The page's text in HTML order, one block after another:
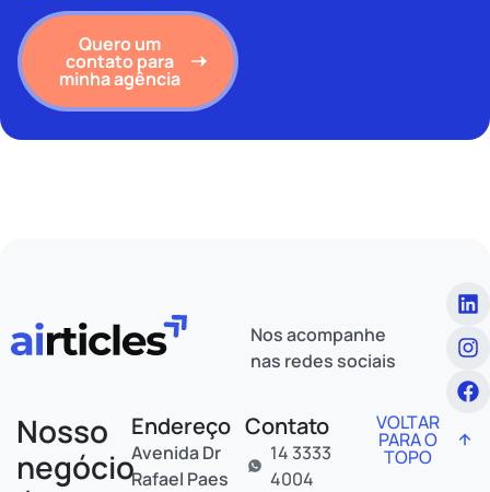
Quero um
contato para
minha agência
Nos acompanhe
nas redes sociais
Nosso
negócio
Endereço
Avenida Dr
Rafael Paes
Contato
14 3333
4004
VOLTAR
PARA O
TOPO